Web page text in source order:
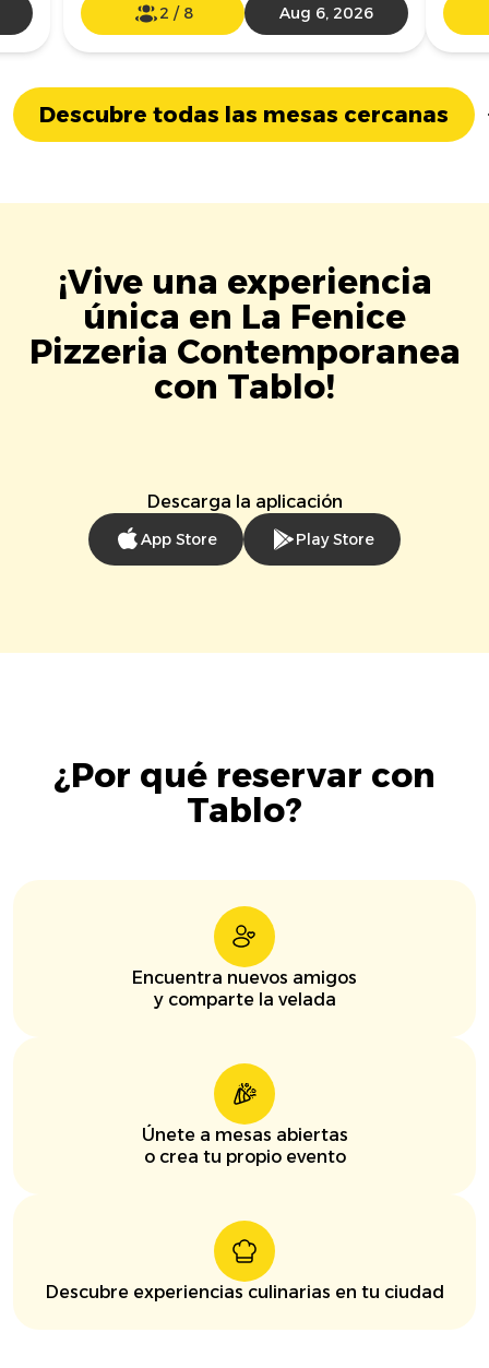
2 / 8 Aug 6, 2026
Descubre todas las mesas cercanas
¡Vive una experiencia
única en La Fenice
Pizzeria Contemporanea
con Tablo!
Descarga la aplicación
App Store Play Store
¿Por qué reservar con
Tablo?
Encuentra nuevos amigos
y comparte la velada
Únete a mesas abiertas
o crea tu propio evento
Descubre experiencias culinarias en tu ciudad